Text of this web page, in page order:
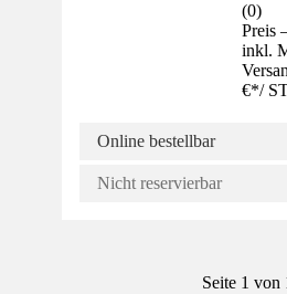
(0)
Preis
inkl.
€*/
Online bestellbar
Nicht reservierbar
Seite 1 von